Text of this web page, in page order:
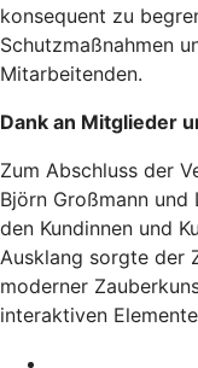
konsequent zu
Schutzmaßnahmen
Mitarbeitenden.
Dank an Mitglieder
Zum Abschluss der
Björn Großmann
den Kundinnen und
Ausklang sorgte der
moderner
interaktiven